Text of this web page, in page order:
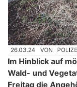
26.03.24 VON
Im Hinblick auf
Wald- und
Freitag die